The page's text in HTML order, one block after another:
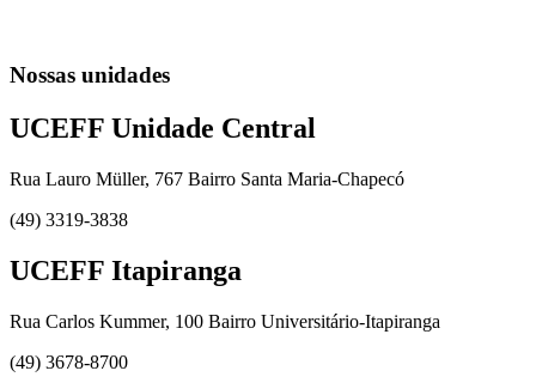
Nossas unidades
UCEFF Unidade Central
Rua Lauro Müller, 767 Bairro Santa Maria-Chapecó
(49) 3319-3838
UCEFF Itapiranga
Rua Carlos Kummer, 100 Bairro Universitário-Itapiranga
(49) 3678-8700